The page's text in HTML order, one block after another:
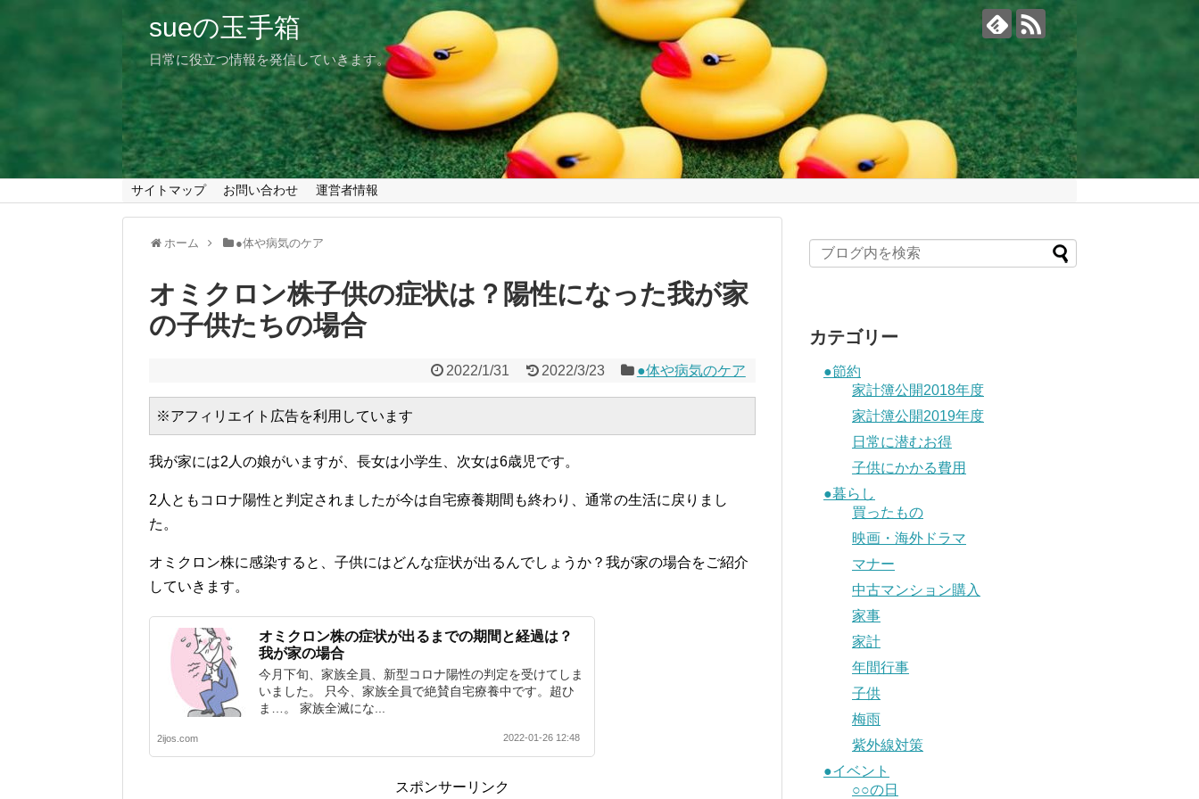
sueの玉手箱
日常に役立つ情報を発信していきます。
サイトマップ お問い合わせ 運営者情報
ホーム ●体や病気のケア
オミクロン株子供の症状は？陽性になった我が家
の子供たちの場合
2022/1/31 2022/3/23 ●体や病気のケア
※アフィリエイト広告を利用しています
我が家には2人の娘がいますが、長女は小学生、次女は6歳児です。
2人ともコロナ陽性と判定されましたが今は自宅療養期間も終わり、通常の生活に戻りまし
た。
オミクロン株に感染すると、子供にはどんな症状が出るんでしょうか？我が家の場合をご紹介
していきます。
オミクロン株の症状が出るまでの期間と経過は？
我が家の場合
今月下旬、家族全員、新型コロナ陽性の判定を受けてしま
いました。 只今、家族全員で絶賛自宅療養中です。超ひ
ま…。 家族全滅にな...
2ijos.com 2022-01-26 12:48
スポンサーリンク
カテゴリー
●節約
家計簿公開2018年度
家計簿公開2019年度
日常に潜むお得
子供にかかる費用
●暮らし
買ったもの
映画・海外ドラマ
マナー
中古マンション購入
家事
家計
年間行事
子供
梅雨
紫外線対策
●イベント
○○の日